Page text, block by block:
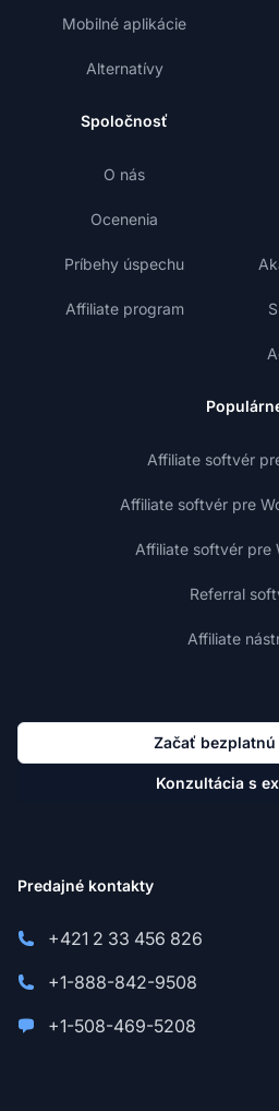
Mobilné aplikácie
Alternatívy
Spoločnosť
O nás
Ocenenia
Príbehy úspechu
Affiliate program
Affiliate softvér
Affiliate softvér pre
Affiliate softvér pre
Referral
Affiliate
Začať
Konzultácia s
Predajné kontakty
+421 2 33 456 826
+1-888-842-9508
+1-508-469-5208